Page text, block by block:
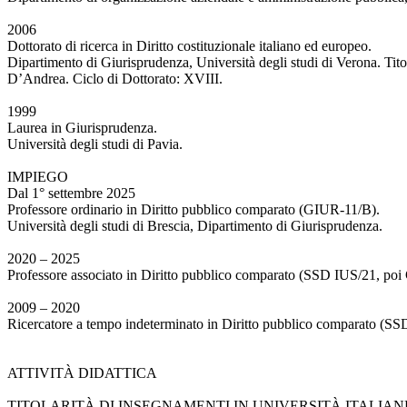
2006
Dottorato di ricerca in Diritto costituzionale italiano ed europeo.
Dipartimento di Giurisprudenza, Università degli studi di Verona.
D’Andrea. Ciclo di Dottorato: XVIII.
1999
Laurea in Giurisprudenza.
Università degli studi di Pavia.
IMPIEGO
Dal 1° settembre 2025
Professore ordinario in Diritto pubblico comparato (GIUR-11/B).
Università degli studi di Brescia, Dipartimento di Giurisprudenza.
2020 – 2025
Professore associato in Diritto pubblico comparato (SSD IUS/21,
2009 – 2020
Ricercatore a tempo indeterminato in Diritto pubblico comparato
ATTIVITÀ DIDATTICA